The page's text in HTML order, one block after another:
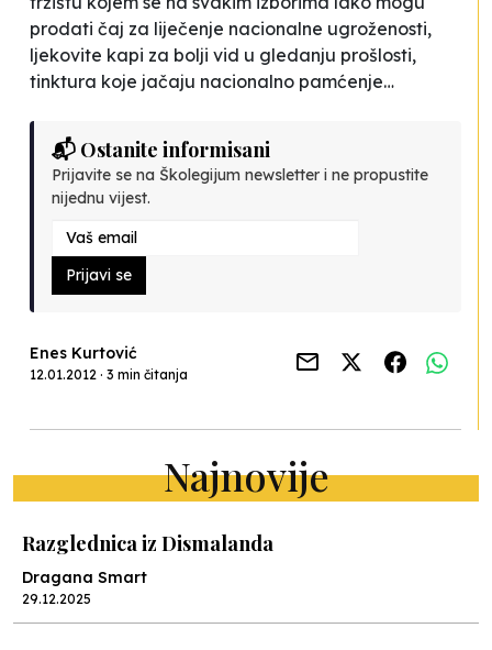
prodati čaj za liječenje nacionalne ugroženosti,
ljekovite kapi za bolji vid u gledanju prošlosti,
tinktura koje jačaju nacionalno pamćenje…
📬 Ostanite informisani
Prijavite se na Školegijum newsletter i ne propustite
nijednu vijest.
Prijavi se
Enes Kurtović
12.01.2012 · 3 min čitanja
Najnovije
Razglednica iz Dismalanda
Dragana Smart
29.12.2025